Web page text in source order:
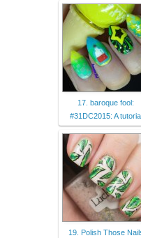
17. baroque fool:
#31DC2015: A
19. Polish Those